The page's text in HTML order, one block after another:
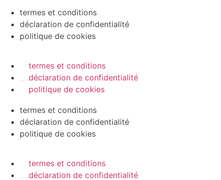
termes et conditions
déclaration de confidentialité
politique de cookies
termes et conditions
déclaration de confidentialité
politique de cookies
termes et conditions
déclaration de confidentialité
politique de cookies
termes et conditions
déclaration de confidentialité